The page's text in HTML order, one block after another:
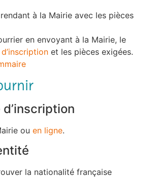
à la Mairie avec les pièces
en envoyant à la Mairie, le
et les pièces exigées.
ou en ligne.
la nationalité française